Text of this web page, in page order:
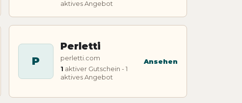
aktives Angebot
P
Perletti
perletti.com
1 aktiver Gutschein - 1
aktives Angebot
Ansehen